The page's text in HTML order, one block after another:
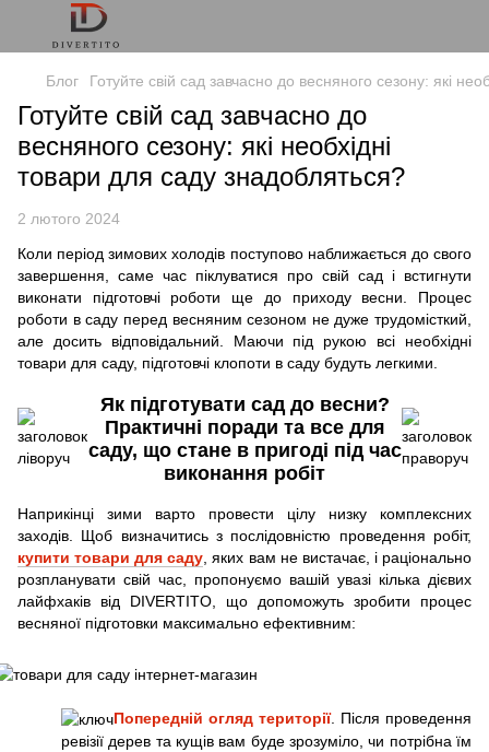
Блог Готуйте свій сад завчасно до весняного сезону: які
Готуйте свій сад завчасно до
весняного сезону: які необхідні
товари для саду знадобляться?
2 лютого 2024
Коли період зимових холодів поступово наближається до свого
завершення, саме час піклуватися про свій сад і встигнути
виконати підготовчі роботи ще до приходу весни. Процес
роботи в саду перед весняним сезоном не дуже трудомісткий,
але досить відповідальний. Маючи під рукою всі необхідні
товари для саду, підготовчі клопоти в саду будуть легкими.
Як підготувати сад до весни?
Практичні поради та все для
саду, що стане в пригоді під час
виконання робіт
Наприкінці зими варто провести цілу низку комплексних
заходів. Щоб визначитись з послідовністю проведення робіт,
купити товари для саду , яких вам не вистачає, і раціонально
розпланувати свій час, пропонуємо вашій увазі кілька дієвих
лайфхаків від DIVERTITO, що допоможуть зробити процес
весняної підготовки максимально ефективним:
Попередній огляд території. Після проведення
ревізії дерев та кущів вам буде зрозуміло, чи потрібна їм